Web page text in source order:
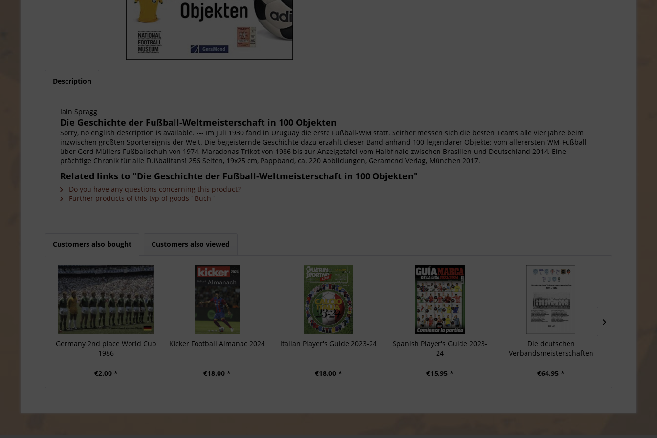
Description
Iain Spragg
Die Geschichte der Fußball-Weltmeisterschaft in 100 Objekten
Sorry, no english description is available. --- Im Juli 1930 fand in Uruguay die erste Fußball-WM statt. Seither messen sich die besten Teams alle vier Jahre beim
inzwischen größten Sportereignis der Welt. Die begeisternde Geschichte dazu erzählt dieser Band anhand 100 legendärer Objekte: vom allerersten WM-Fußball
über Gerd Müllers Fußballschuh von 1974, Maradonas Trikot von 1986 bis zur Anzeigetafel vom Halbfinale zwischen Brasilien und Deutschland 2014. Eine
prächtige Chronik für alle Fußballfans! 256 Seiten, 19x25 cm, Pappband, ca. 220 Abbildungen, Geramond Verlag, München 2017.
Related links to "Die Geschichte der Fußball-Weltmeisterschaft in 100 Objekten"
Do you have any questions concerning this product?
Further products of this typ of goods ' Buch '
Customers also bought Customers also viewed
Germany 2nd place World Cup
1986
€2.00 *
Kicker Football Almanac 2024
€18.00 *
Italian Player's Guide 2023-24
€18.00 *
Spanish Player's Guide 2023-
24
€15.95 *
Die deutschen
Verbandsmeisterschaften
€64.95 *